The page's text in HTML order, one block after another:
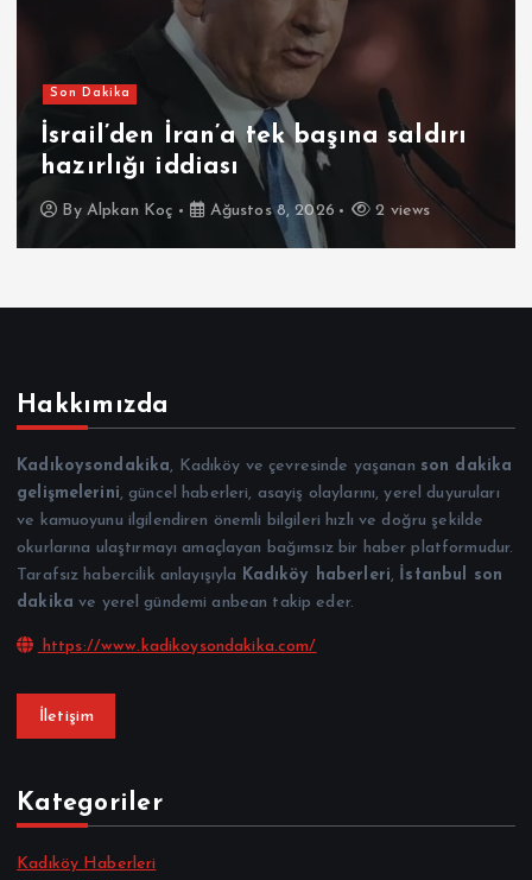
Gündem
Öğrenci Affı düzenlemesi Resmi
Gazete’de yayımlandı
By Alpkan Koç Ağustos 8, 2026 3 views
Hakkımızda
Kadıkoysondakika, Kadıköy ve çevresinde yaşanan son dakika
gelişmelerini, güncel haberleri, asayiş olaylarını, yerel duyuruları
ve kamuoyunu ilgilendiren önemli bilgileri hızlı ve doğru şekilde
okurlarına ulaştırmayı amaçlayan bağımsız bir haber platformudur.
Tarafsız habercilik anlayışıyla Kadıköy haberleri, İstanbul son
dakika ve yerel gündemi anbean takip eder.
https://www.kadikoysondakika.com/
İletişim
Kategoriler
Kadıköy Haberleri